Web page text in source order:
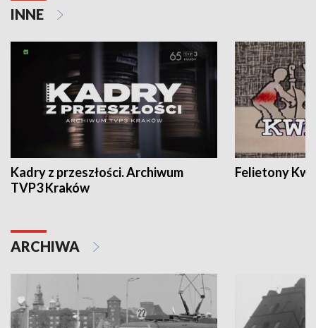
INNE
Kadry z przeszłości. Archiwum
TVP3 Kraków
Felietony
ARCHIWA